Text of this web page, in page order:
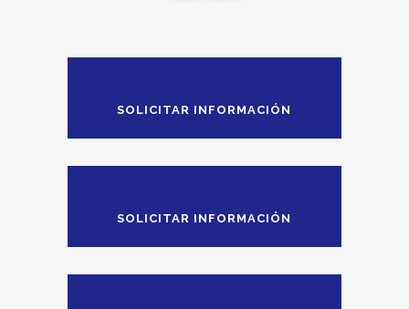
SOLICITAR INFORMACIÓN
SOLICITAR INFORMACIÓN